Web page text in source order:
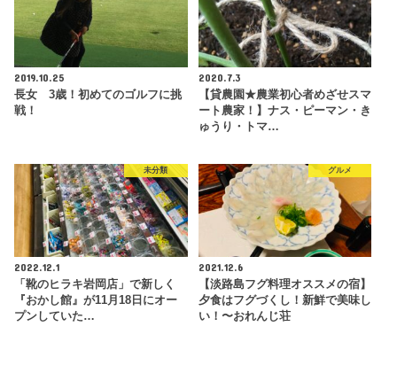
2019.10.25
長女 3歳！初めてのゴルフに挑
戦！
2020.7.3
【貸農園★農業初心者めざせスマ
ート農家！】ナス・ピーマン・き
ゅうり・トマ…
未分類
2022.12.1
「靴のヒラキ岩岡店」で新しく
『おかし館』が11月18日にオー
プンしていた…
グルメ
2021.12.6
【淡路島フグ料理オススメの宿】
夕食はフグづくし！新鮮で美味し
い！〜おれんじ荘